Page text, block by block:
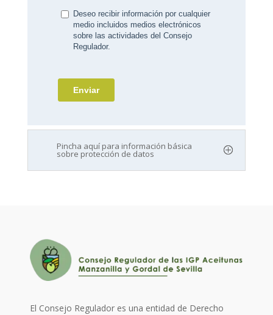
Pincha aquí para información básica
sobre protección de datos
El Consejo Regulador es una entidad de Derecho